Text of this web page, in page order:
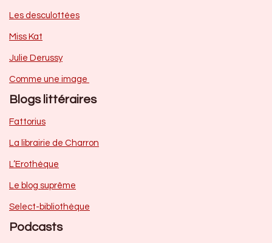
Les desculottées
Miss Kat
Julie Derussy
Comme une image
Blogs littéraires
Fattorius
La librairie de Charron
L’Erothèque
Le blog suprême
Select-bibliothèque
Podcasts